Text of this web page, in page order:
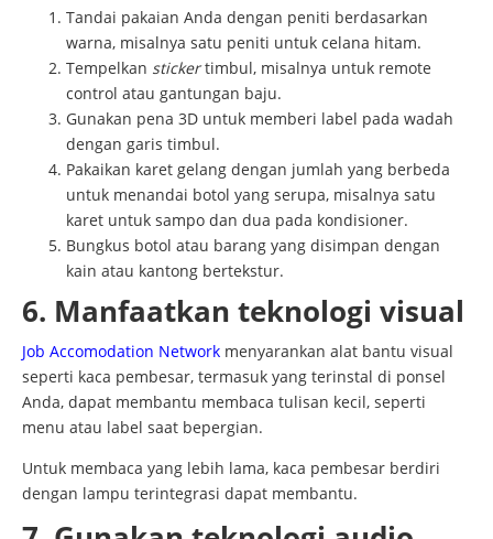
Tandai pakaian Anda dengan peniti berdasarkan
warna, misalnya satu peniti untuk celana hitam.
Tempelkan stickertimbul, misalnya untuk remote
control atau gantungan baju.
Gunakan pena 3D untuk memberi label pada wadah
dengan garis timbul.
Pakaikan karet gelang dengan jumlah yang berbeda
untuk menandai botol yang serupa, misalnya satu
karet untuk sampo dan dua pada kondisioner.
Bungkus botol atau barang yang disimpan dengan
kain atau kantong bertekstur.
6. Manfaatkan teknologi visual
Job Accomodation Network menyarankan alat bantu visual
seperti kaca pembesar, termasuk yang terinstal di ponsel
Anda, dapat membantu membaca tulisan kecil, seperti
menu atau label saat bepergian.
Untuk membaca yang lebih lama, kaca pembesar berdiri
dengan lampu terintegrasi dapat membantu.